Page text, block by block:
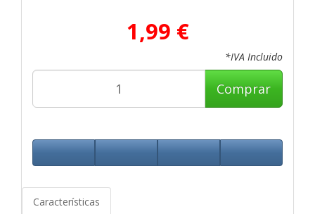
1,99 €
*IVA Incluido
Comprar
Características